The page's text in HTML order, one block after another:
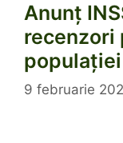
Anunț
recenzori
9 februarie